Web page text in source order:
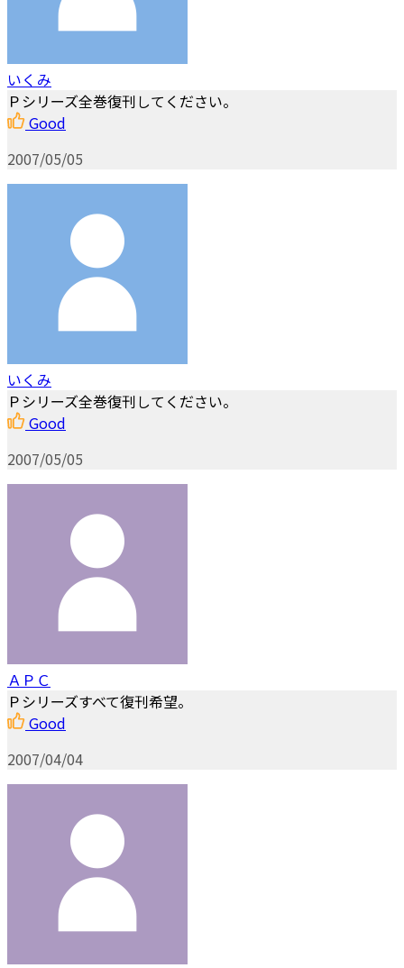
いくみ
Ｐシリーズ全巻復刊してください。
Good
2007/05/05
いくみ
Ｐシリーズ全巻復刊してください。
Good
2007/05/05
ＡＰＣ
Ｐシリーズすべて復刊希望。
Good
2007/04/04